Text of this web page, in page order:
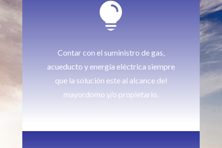

Contar con el suministro de gas,
acueducto y energía eléctrica siempre
que la solución este al alcance del
mayordomo y/o propietario.